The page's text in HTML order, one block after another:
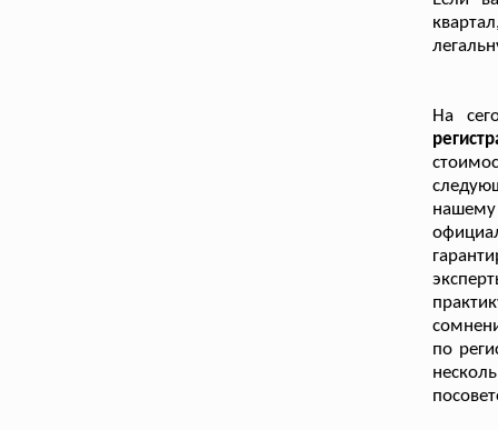
На
по